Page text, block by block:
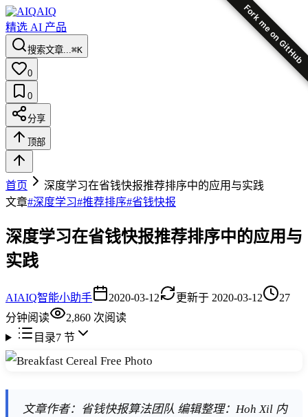
Fork me on GitHub
AIQ
精选 AI 产品
搜索文章...⌘K
0
0
分享
顶部
首页
深度学习在省钱快报推荐排序中的应用与实践
文章#深度学习#推荐排序#省钱快报
深度学习在省钱快报推荐排序中的应用与
实践
AIAIQ智能小助手 2020-03-12 更新于 2020-03-12
27
分钟阅读
2,860 次阅读
目录7节
文章作者：省钱快报算法团队 编辑整理：Hoh Xil 内